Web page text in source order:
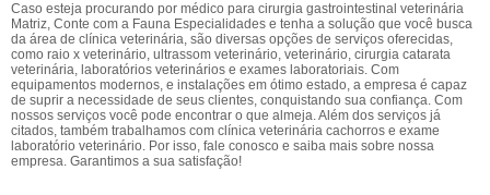
Caso esteja procurando por médico para cirurgia gastrointestinal veterinária
Matriz, Conte com a Fauna Especialidades e tenha a solução que você busca
da área de clínica veterinária, são diversas opções de serviços oferecidas,
como raio x veterinário, ultrassom veterinário, veterinário, cirurgia catarata
veterinária, laboratórios veterinários e exames laboratoriais. Com
equipamentos modernos, e instalações em ótimo estado, a empresa é capaz
de suprir a necessidade de seus clientes, conquistando sua confiança. Com
nossos serviços você pode encontrar o que almeja. Além dos serviços já
citados, também trabalhamos com clínica veterinária cachorros e exame
laboratório veterinário. Por isso, fale conosco e saiba mais sobre nossa
empresa. Garantimos a sua satisfação!